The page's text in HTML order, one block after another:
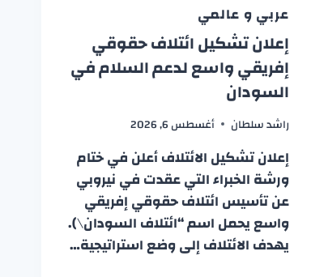
عربي و عالمي
إعلان تشكيل ائتلاف حقوقي
إفريقي واسع لدعم السلام في
السودان
راشد سلطان أغسطس 6, 2026
إعلان تشكيل الائتلاف أعلن في ختام
ورشة الخبراء التي عقدت في نيروبي
عن تأسيس ائتلاف حقوقي إفريقي
واسع يحمل اسم “ائتلاف السودان\).
يهدف الائتلاف إلى وضع استراتيجية…